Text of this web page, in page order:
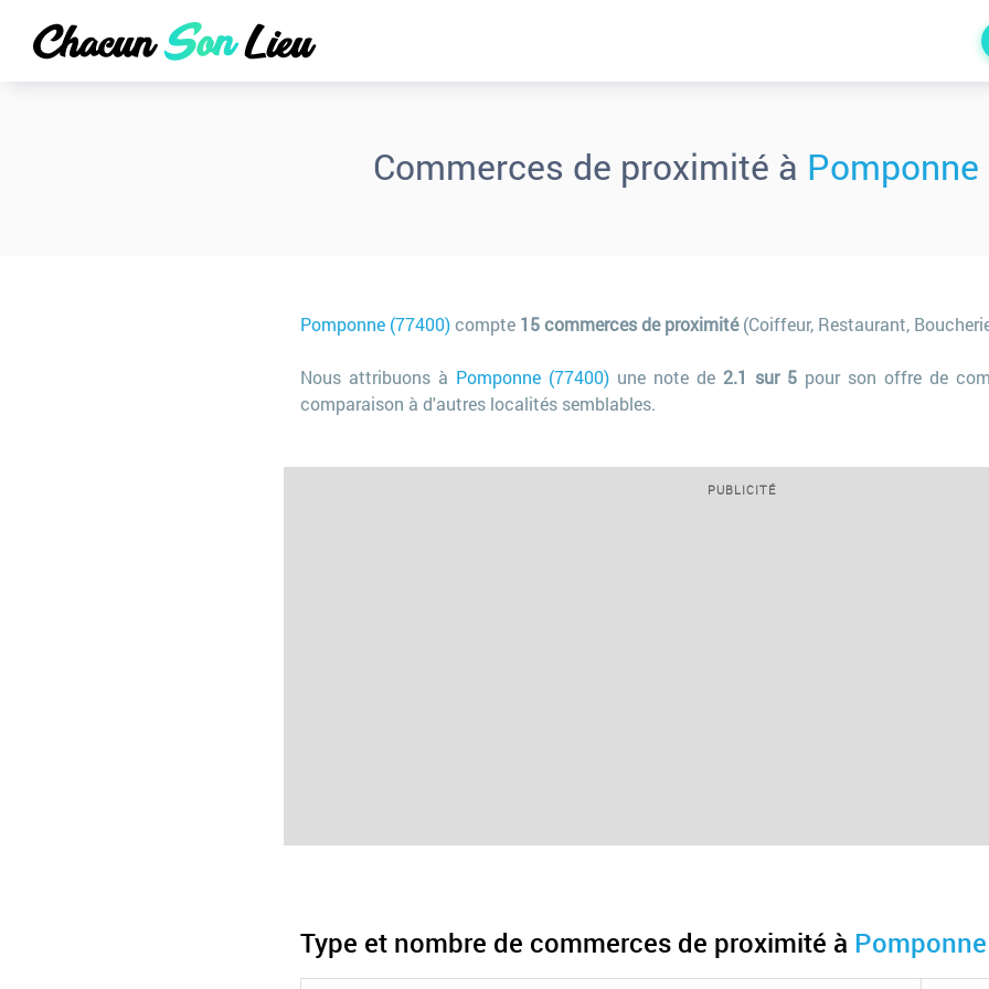
Commerces de proximité à
Pomponne (77400)compte 15 commerces de proximité(Coiffeur, Restaurant,
Nous attribuons à Pomponne (77400) une note de 2.1 sur 5 pour son offre de
comparaison à d'autres localités semblables.
PUBLICITÉ
Type et nombre de commerces de proximité à